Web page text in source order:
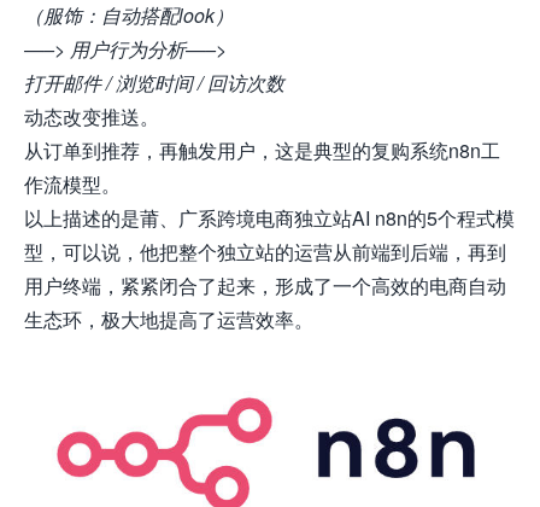
（服饰：自动搭配look）
—–> 用户行为分析—–>
打开邮件 / 浏览时间 / 回访次数
动态改变推送。
从订单到推荐，再触发用户，这是典型的复购系统n8n工
作流模型。
以上描述的是莆、广系跨境电商独立站AI n8n的5个程式模
型，可以说，他把整个独立站的运营从前端到后端，再到
用户终端，紧紧闭合了起来，形成了一个高效的电商自动
生态环，极大地提高了运营效率。